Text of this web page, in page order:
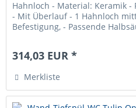
Hahnloch - Material: Keramik -
- Mit Überlauf - 1 Hahnloch
Befestigung, - Passende
314,03 EUR *
Merkliste